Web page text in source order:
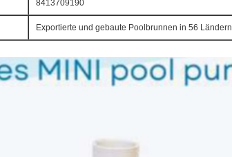
8413709190
Exportierte und gebaute Poolbrunnen in 56 Ländern